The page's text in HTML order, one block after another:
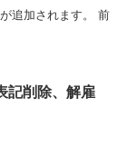
追加されます。 前
記削除、解雇